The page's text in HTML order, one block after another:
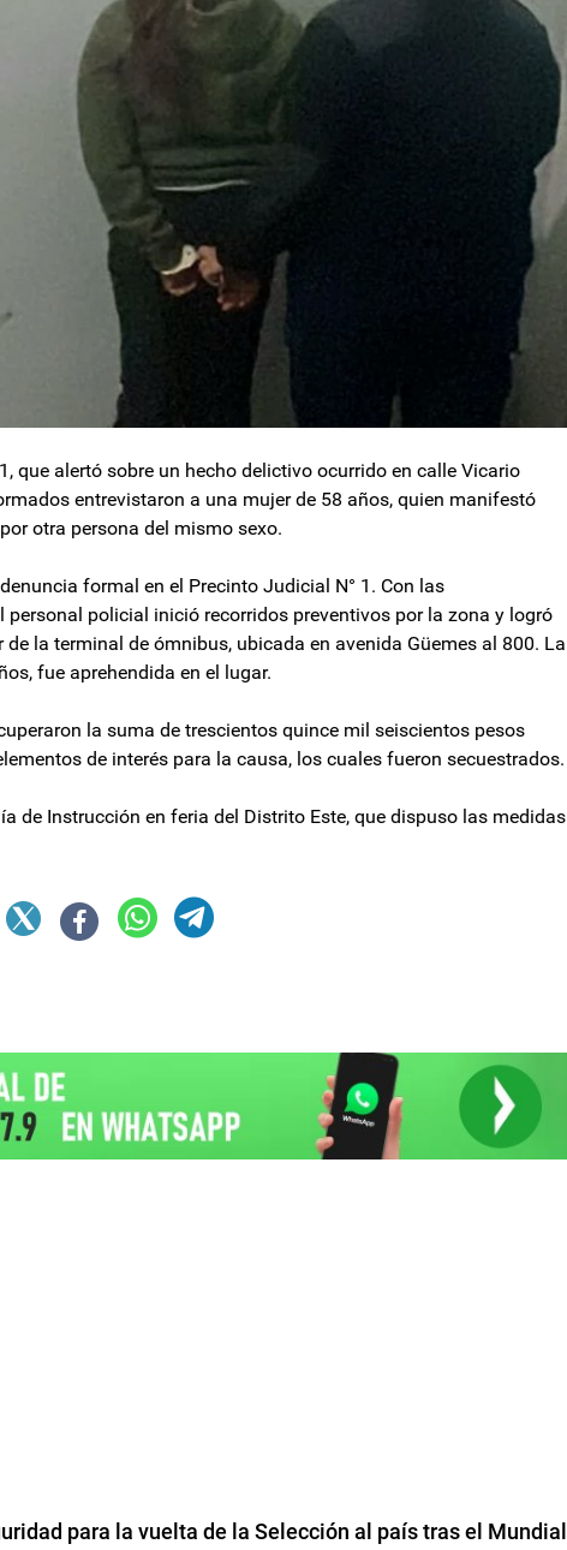
que alertó sobre un hecho delictivo ocurrido en calle Vicario
entrevistaron a una mujer de 58 años, quien manifestó
otra persona del mismo sexo.
formal en el Precinto Judicial N° 1. Con las
policial inició recorridos preventivos por la zona y logró
la terminal de ómnibus, ubicada en avenida Güemes al 800. La
fue aprehendida en el lugar.
la suma de trescientos quince mil seiscientos pesos
de interés para la causa, los cuales fueron secuestrados.
de Instrucción en feria del Distrito Este, que dispuso las medidas
para la vuelta de la Selección al país tras el Mundial